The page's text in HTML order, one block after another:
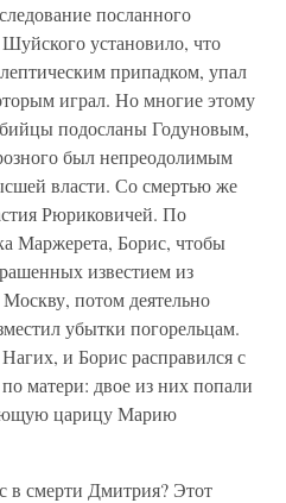
посланного
установило, что
припадком, упал
играл. Но многие этому
подосланы Годуновым,
был непреодолимым
власти. Со смертью же
Рюриковичей. По
Маржерета, Борис, чтобы
известием из
потом деятельно
убытки погорельцам.
и Борис расправился с
матери: двое из них попали
царицу Марию
в смерти Дмитрия? Этот